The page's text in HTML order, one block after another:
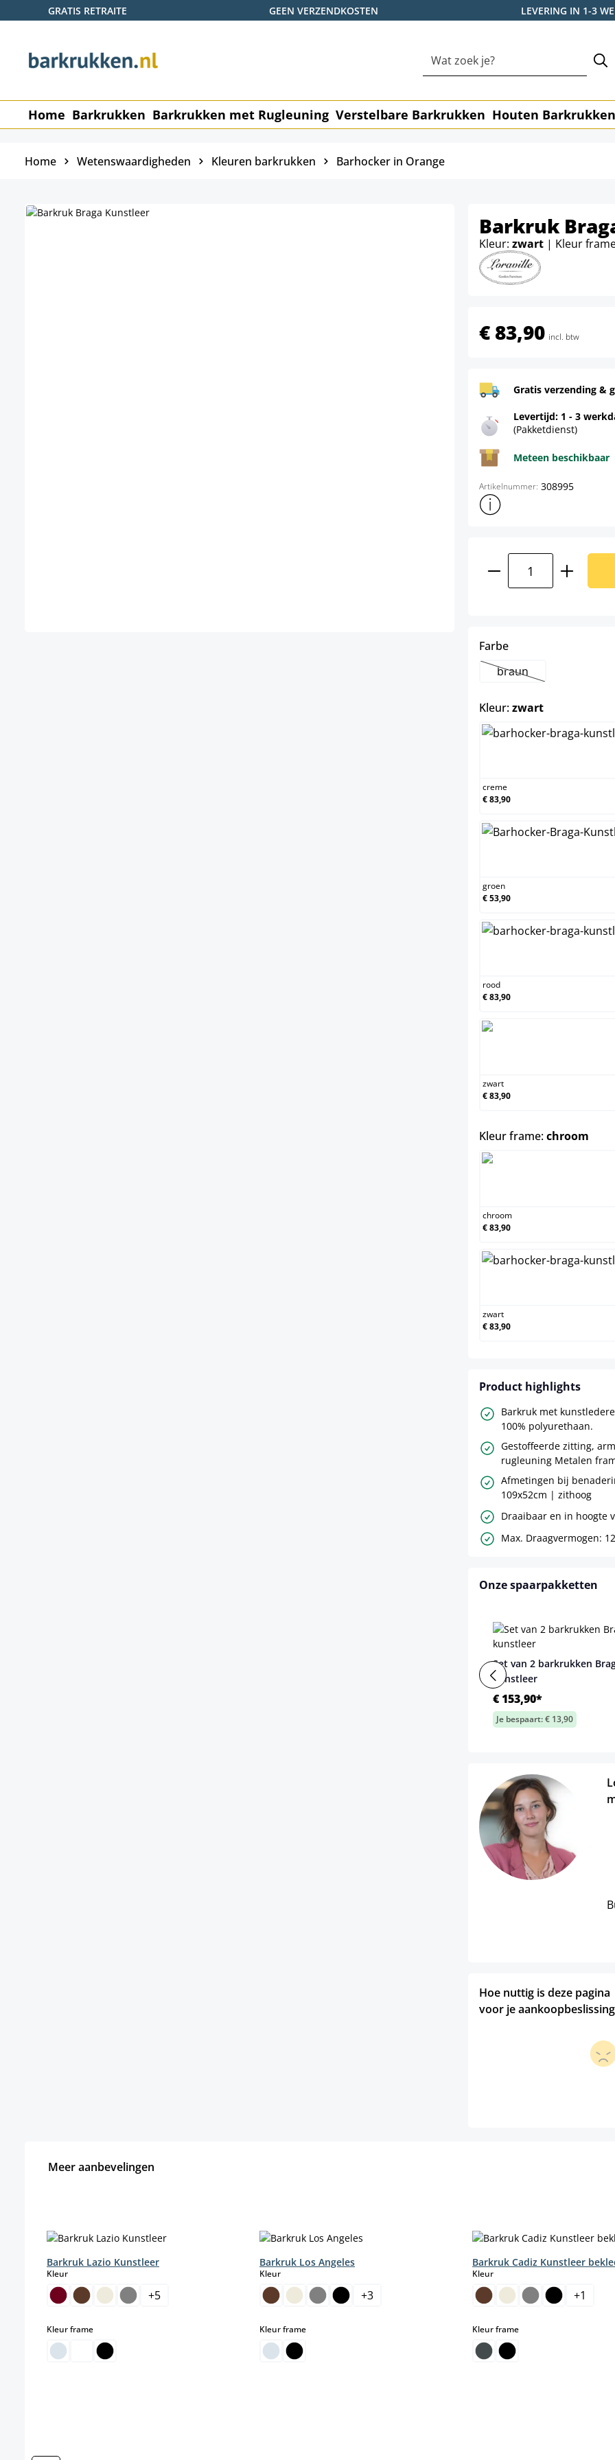
de hoofdinhoud
Ga naar de zoekopdracht
Ga naar de hoofdnavigatie
GRATIS RETRAITE GEEN VERZENDKOSTEN LEVERING IN 1-3
Home Barkrukken Barkrukken met Rugleuning Verstelbare Barkrukken Houten Barkrukken
Home Wetenswaardigheden Kleuren barkrukken Barhocker in Orange
Barkruk
Kleur: zwart | Kleur
€ 83,90 incl. btw
Gratis verzending &
Levertijd: 1 - 3
(Pakketdienst)
Meteen beschikbaar
Artikelnummer: 308995
Toon meer productinformatie
Farbeselect
braun(Deze optie is
Kleur:zwartselect
creme
€ 83,90
groen
€ 53,90
rood
€ 83,90
zwart
€ 83,90
Kleur frame:chroom
chroom
€ 83,90
zwart
€ 83,90
Product highlights
Barkruk met
100% polyurethaan.
Gestoffeerde zitting,
rugleuning Metalen
Afmetingen bij
109x52cm | zithoog
Draaibaar en in hoogte
Max. Draagvermogen:
Onze spaarpakketten
Set van 2 barkrukken
kunstleer
€ 153,90*
Je bespaart: € 13,90
Hoe nuttig is deze pagina
voor je
Meer aanbevelingen
Barkruk Lazio Kunstleer
Kleurselect
+5
Kleur frameselect
Barkruk Los Angeles
Kleurselect
+3
Kleur frameselect
Barkruk Cadiz Kunstleer
Kleurselect
+1
Kleur frameselect